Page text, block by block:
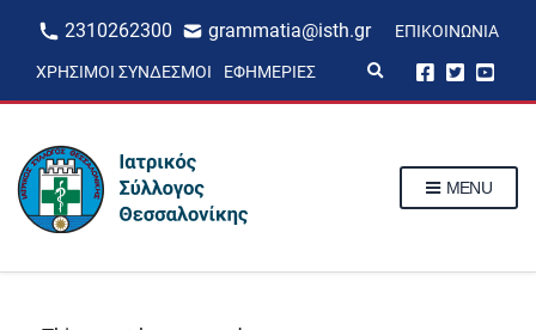
2310262300 grammatia@isth.gr ΕΠΙΚΟΙΝΩΝΊΑ
ΧΡΉΣΙΜΟΙ ΣΎΝΔΕΣΜΟΙ ΕΦΗΜΕΡΊΕΣ
p
MENU